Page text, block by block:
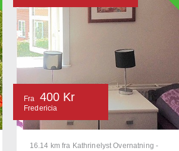
16.14 km fra Kathrinelyst Overnatning -
Fra 400 Kr
Fredericia